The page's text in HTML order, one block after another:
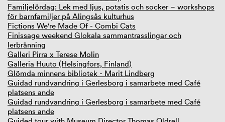
Familjelördag: Lek med ljus, potatis och socker – workshops
för barnfamiljer på Alingsås kulturhus
Fictions We're Made Of - Combi Cats
Finissage weekend Glokala sammantrasslingar och
lerbränning
Galleri Pirra x Terese Molin
Galleria Huuto (Helsingfors, Finland)
Glömda minnens bibliotek - Marit Lindberg
Guidad rundvandring i Gerlesborg i samarbete med Café
platsens ande
Guidad rundvandring i Gerlesborg i samarbete med Café
platsens ande